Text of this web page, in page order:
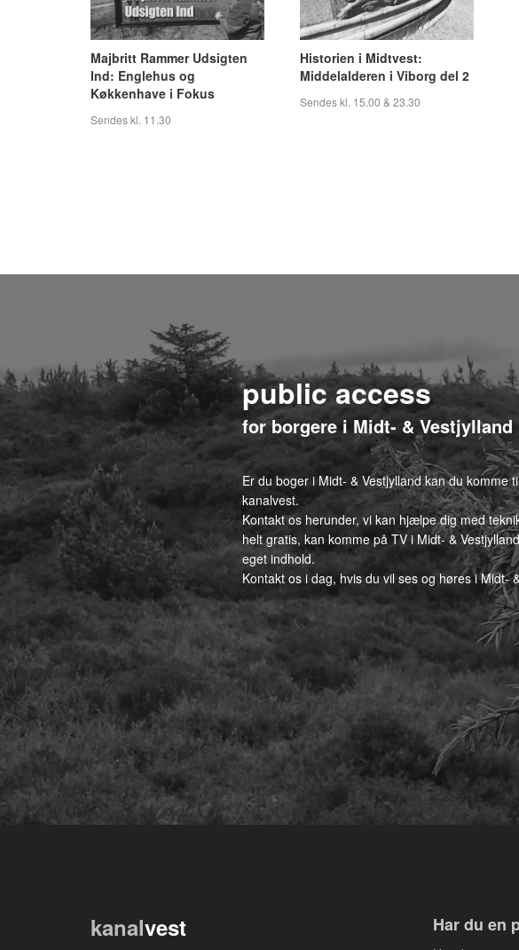
Majbritt Rammer Udsigten
Ind: Englehus og
Køkkenhave i Fokus
Sendes kl. 11.30
Historien i Midtvest:
Middelalderen i Viborg del 2
Sendes kl. 15.00 & 23.30
public access
for borgere i Midt- & Vestjylland
Er du boger i Midt- & Vestjylland kan du komme
kanalvest.
Kontakt os herunder, vi kan hjælpe dig med
helt gratis, kan komme på TV i Midt- &
eget indhold.
Kontakt os i dag, hvis du vil ses og høres i Midt-
kanalvest Har du en